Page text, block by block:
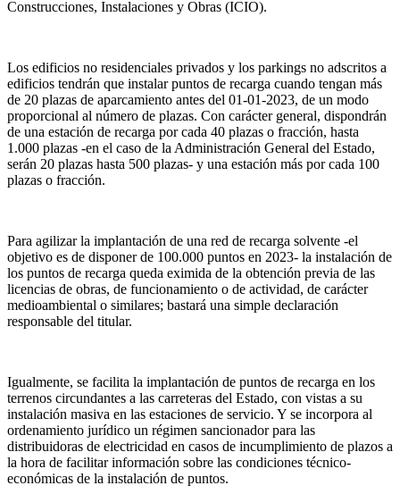
Construcciones, Instalaciones y Obras (ICIO).
Los edificios no residenciales privados y los parkings no adscritos a
edificios tendrán que instalar puntos de recarga cuando tengan más
de 20 plazas de aparcamiento antes del 01-01-2023, de un modo
proporcional al número de plazas. Con carácter general, dispondrán
de una estación de recarga por cada 40 plazas o fracción, hasta
1.000 plazas -en el caso de la Administración General del Estado,
serán 20 plazas hasta 500 plazas- y una estación más por cada 100
plazas o fracción.
Para agilizar la implantación de una red de recarga solvente -el
objetivo es de disponer de 100.000 puntos en 2023- la instalación de
los puntos de recarga queda eximida de la obtención previa de las
licencias de obras, de funcionamiento o de actividad, de carácter
medioambiental o similares; bastará una simple declaración
responsable del titular.
Igualmente, se facilita la implantación de puntos de recarga en los
terrenos circundantes a las carreteras del Estado, con vistas a su
instalación masiva en las estaciones de servicio. Y se incorpora al
ordenamiento jurídico un régimen sancionador para las
distribuidoras de electricidad en casos de incumplimiento de plazos a
la hora de facilitar información sobre las condiciones técnico-
económicas de la instalación de puntos.